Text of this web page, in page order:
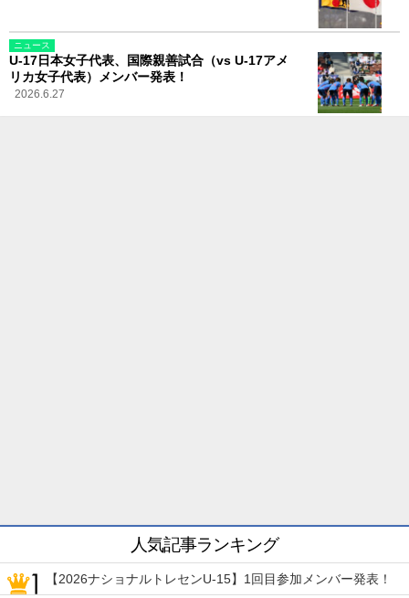
ニュース
U-17日本女子代表、国際親善試合（vs U-17アメ
リカ女子代表）メンバー発表！
2026.6.27
人気記事ランキング
【2026ナショナルトレセンU-15】1回目参加メンバー発表！